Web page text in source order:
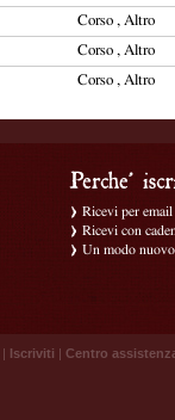
Corso , Altro
Corso , Altro
Corso , Altro
Ricevi per
Ricevi con
Un modo
| Iscriviti | Centro